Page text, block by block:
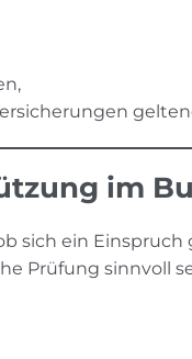
im
sich ein
Prüfung sinnvoll